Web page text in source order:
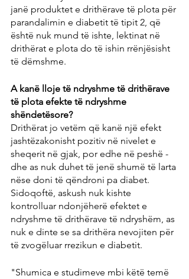
janë produktet e drithërave të plota për
parandalimin e diabetit të tipit 2, që
është nuk mund të ishte, lektinat në
drithërat e plota do të ishin rrënjësisht
të dëmshme.
A kanë lloje të ndryshme të drithërave
të plota efekte të ndryshme
shëndetësore?
Drithërat jo vetëm që kanë një efekt
jashtëzakonisht pozitiv në nivelet e
sheqerit në gjak, por edhe në peshë -
dhe as nuk duhet të jenë shumë të larta
nëse doni të qëndroni pa diabet.
Sidoqoftë, askush nuk kishte
kontrolluar ndonjëherë efektet e
ndryshme të drithërave të ndryshëm, as
nuk e dinte se sa drithëra nevojiten për
të zvogëluar rrezikun e diabetit.
"Shumica e studimeve mbi këtë temë